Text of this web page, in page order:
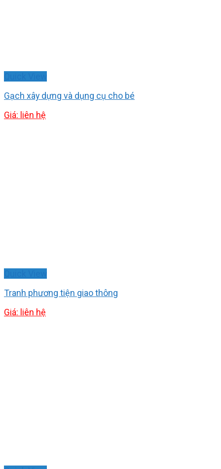
Gạch xây dựng và dụng cụ cho bé
Giá: liên hệ
Tranh phương tiện giao thông
Giá: liên hệ